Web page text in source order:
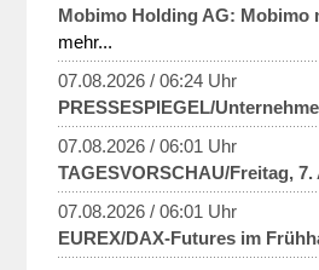
Mobimo Holding AG: Mobimo
mehr...
07.08.2026 / 06:24 Uhr
PRESSESPIEGEL/
07.08.2026 / 06:01 Uhr
TAGESVORSCHAU/Freitag, 7.
07.08.2026 / 06:01 Uhr
EUREX/DAX-Futures im